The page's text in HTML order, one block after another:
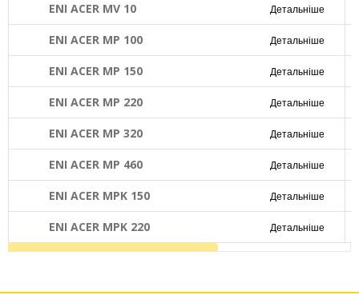
ENI ACER MV 10 Детальніше
ENI ACER MP 100 Детальніше
ENI ACER MP 150 Детальніше
ENI ACER MP 220 Детальніше
ENI ACER MP 320 Детальніше
ENI ACER MP 460 Детальніше
ENI ACER MPK 150 Детальніше
ENI ACER MPK 220 Детальніше